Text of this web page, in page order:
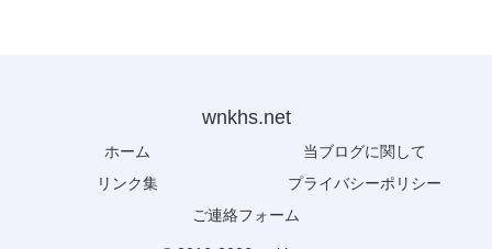
wnkhs.net
ホーム
当ブログに関して
リンク集
プライバシーポリシー
ご連絡フォーム